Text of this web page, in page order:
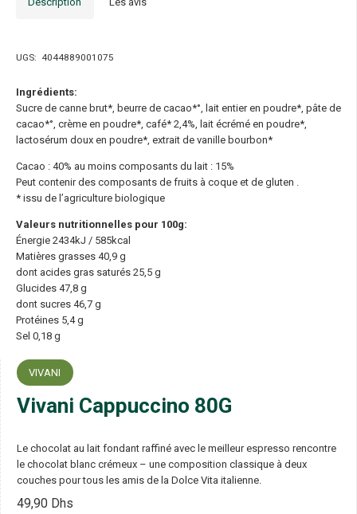
UGS: 4044889001075
Ingrédients:
Sucre de canne brut*, beurre de cacao*°, lait entier en poudre*, pâte de
cacao*°, crème en poudre*, café* 2,4%, lait écrémé en poudre*,
lactosérum doux en poudre*, extrait de vanille bourbon*
Cacao : 40% au moins composants du lait : 15%
Peut contenir des composants de fruits à coque et de gluten .
* issu de l’agriculture biologique
Valeurs nutritionnelles pour 100g:
Énergie 2434kJ / 585kcal
Matières grasses 40,9 g
dont acides gras saturés 25,5 g
Glucides 47,8 g
dont sucres 46,7 g
Protéines 5,4 g
Sel 0,18 g
VIVANI
Vivani Cappuccino 80G
Le chocolat au lait fondant raffiné avec le meilleur espresso rencontre
le chocolat blanc crémeux – une composition classique à deux
couches pour tous les amis de la Dolce Vita italienne.
49,90 Dhs